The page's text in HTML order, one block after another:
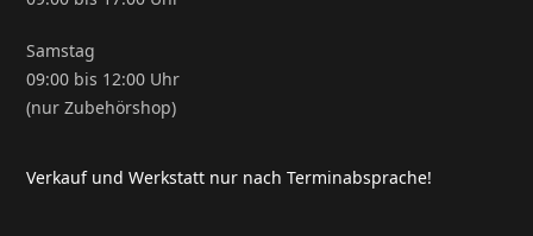
Samstag
09:00 bis 12:00 Uhr
(nur Zubehörshop)
Verkauf und Werkstatt nur nach Terminabsprache!